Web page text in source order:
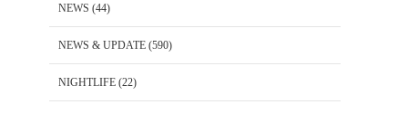
NEWS (44)
NEWS & UPDATE (590)
NIGHTLIFE (22)